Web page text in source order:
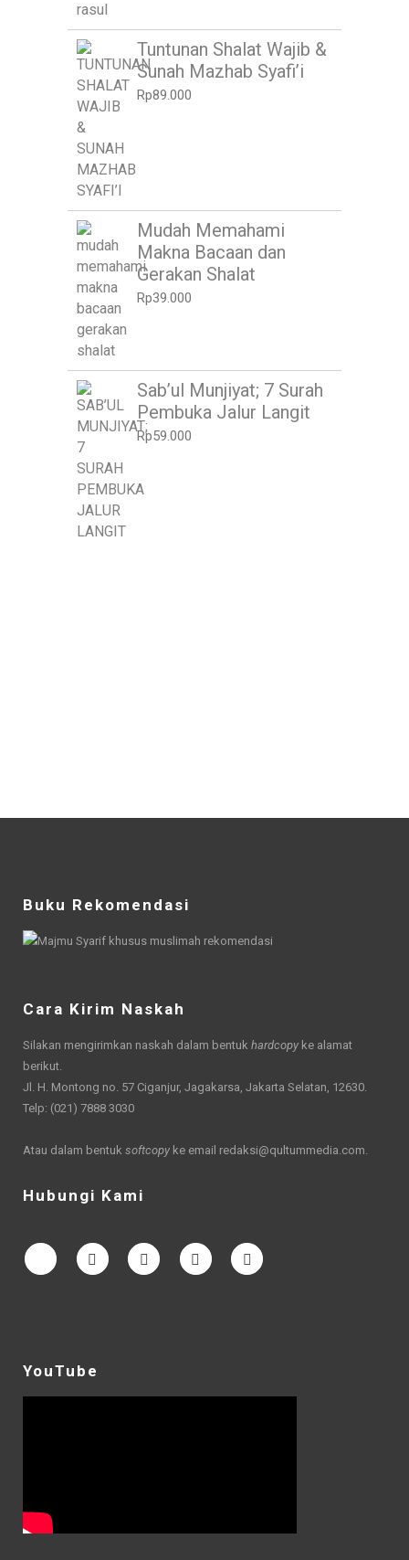
Tuntunan Shalat Wajib &
Sunah Mazhab Syafi’i
Rp89.000
Mudah Memahami
Makna Bacaan dan
Gerakan Shalat
Rp39.000
Sab’ul Munjiyat; 7 Surah
Pembuka Jalur Langit
Rp59.000
Buku Rekomendasi
Cara Kirim Naskah
Silakan mengirimkan naskah dalam bentuk hardcopy ke alamat
berikut.
Jl. H. Montong no. 57 Ciganjur, Jagakarsa, Jakarta Selatan, 12630.
Telp: (021) 7888 3030
Atau dalam bentuk softcopy ke email redaksi@qultummedia.com.
Hubungi Kami
YouTube